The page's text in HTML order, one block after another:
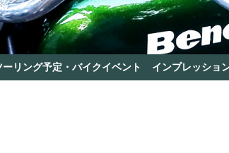
ーリング予定・バイクイベント インプレッショ